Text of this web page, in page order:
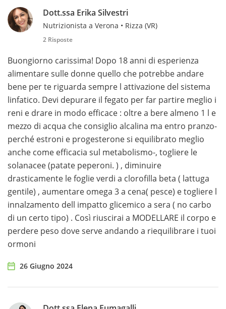
Dott.ssa Erika Silvestri
Nutrizionista a Verona • Rizza (VR)
2 Risposte
Buongiorno carissima! Dopo 18 anni di esperienza
alimentare sulle donne quello che potrebbe andare
bene per te riguarda sempre l attivazione del sistema
linfatico. Devi depurare il fegato per far partire meglio i
reni e drare in modo efficace : oltre a bere almeno 1 l e
mezzo di acqua che consiglio alcalina ma entro pranzo-
perché estroni e progesterone si equilibrato meglio
anche come efficacia sul metabolismo-, togliere le
solanacee (patate peperoni. ) , diminuire
drasticamente le foglie verdi a clorofilla beta ( lattuga
gentile) , aumentare omega 3 a cena( pesce) e togliere l
innalzamento dell impatto glicemico a sera ( no carbo
di un certo tipo) . Così riuscirai a MODELLARE il corpo e
perdere peso dove serve andando a riequilibrare i tuoi
ormoni
26 Giugno 2024